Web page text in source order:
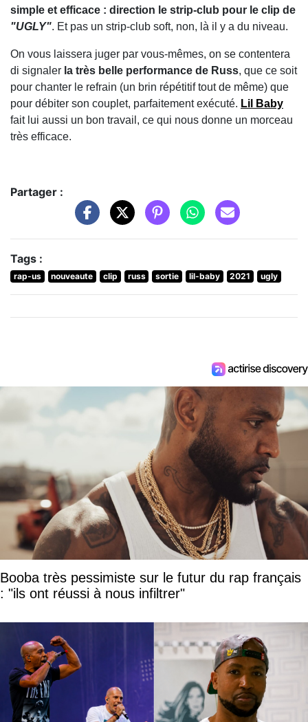
simple et efficace : direction le strip-club pour le clip de
"UGLY". Et pas un strip-club soft, non, là il y a du niveau.
On vous laissera juger par vous-mêmes, on se contentera
di signaler la très belle performance de Russ, que ce soit
pour chanter le refrain (un brin répétitif tout de même) que
pour débiter son couplet, parfaitement exécuté. Lil Baby
fait lui aussi un bon travail, ce qui nous donne un morceau
très efficace.
Partager :
Tags :
rap-us nouveaute clip russ sortie lil-baby 2021 ugly
Booba très pessimiste sur le futur du rap français
: "ils ont réussi à nous infiltrer"